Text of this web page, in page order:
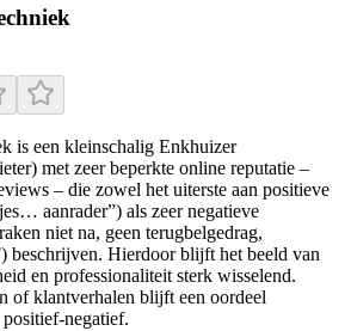
is een kleinschalig Enkhuizer
met zeer beperkte online reputatie –
– die zowel het uiterste aan positieve
aanrader”) als zeer negatieve
niet na, geen terugbelgedrag,
beschrijven. Hierdoor blijft het beeld van
en professionaliteit sterk wisselend.
of klantverhalen blijft een oordeel
negatief.